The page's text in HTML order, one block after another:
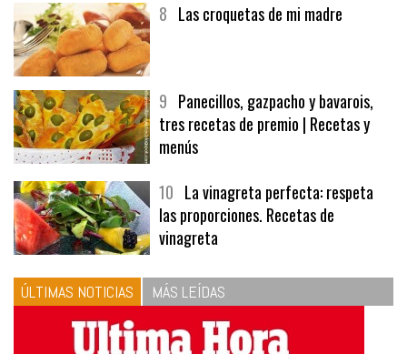
8 Las croquetas de mi madre
9 Panecillos, gazpacho y bavarois,
tres recetas de premio | Recetas y
menús
10 La vinagreta perfecta: respeta
las proporciones. Recetas de
vinagreta
ÚLTIMAS NOTICIAS MÁS LEÍDAS